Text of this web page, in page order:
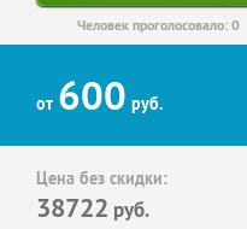
Человек проголосовало: 0
от 600 руб.
Цена без скидки:
38722 руб.